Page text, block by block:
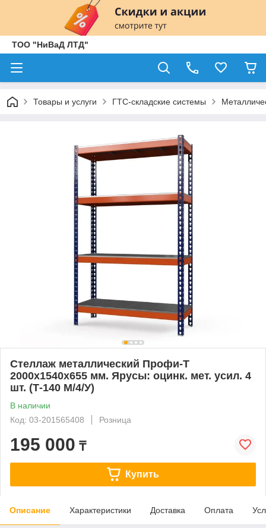
ТОО "НиВаД ЛТД"
Товары и услуги ГТС-складские системы
Стеллаж металлический Профи-Т
2000x1540x655 мм. Ярусы: оцинк. мет. усил. 4
шт. (Т-140 M/4/У)
В наличии
Код: 03-201565408
Розница
195 000 ₸
Купить
Описание Характеристики Доставка Оплата